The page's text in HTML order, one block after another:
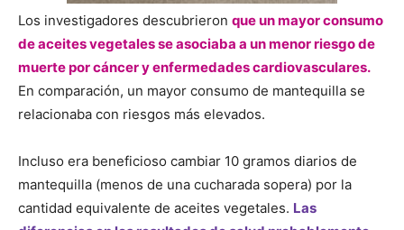
Los investigadores descubrieron que un mayor consumo
de aceites vegetales se asociaba a un menor riesgo de
muerte por cáncer y enfermedades cardiovasculares.
En comparación, un mayor consumo de mantequilla se
relacionaba con riesgos más elevados.
Incluso era beneficioso cambiar 10 gramos diarios de
mantequilla (menos de una cucharada sopera) por la
cantidad equivalente de aceites vegetales. Las